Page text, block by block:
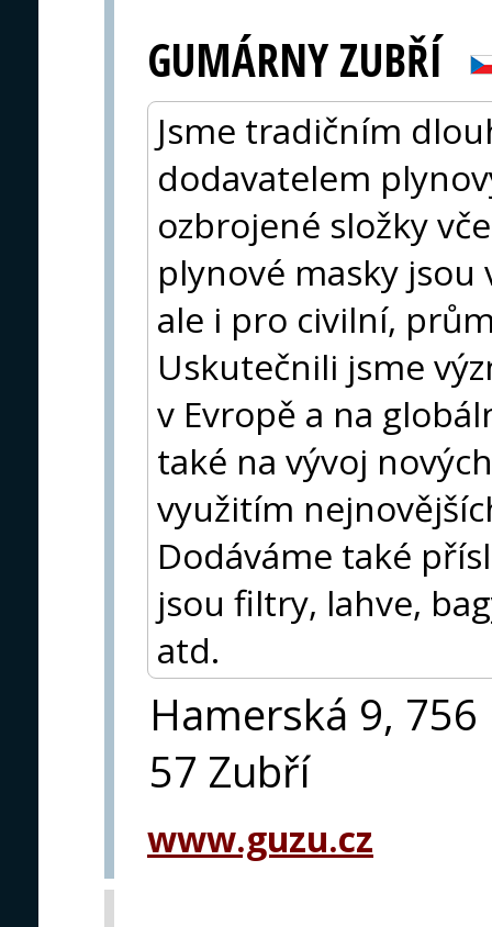
GUMÁRNY ZUBŘÍ
Jsme tradičním
dodavatelem
ozbrojené složky
plynové masky
ale i pro civilní,
Uskutečnili jsme
v Evropě a na
také na vývoj
využitím
Dodáváme také
jsou filtry, lahve,
atd.
Hamerská 9, 756
57 Zubří
www.guzu.cz